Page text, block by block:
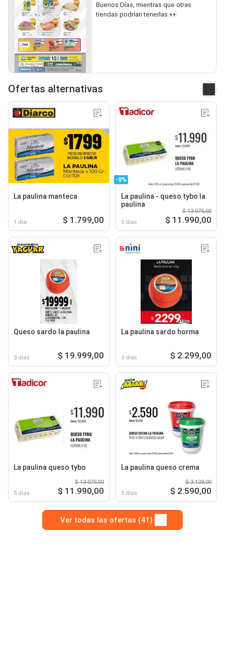
Buenos Días, mientras que otras
tiendas podrían tenerlas.👀
Ofertas alternativas
La paulina manteca
1 día $ 1.799,00
-8%
La paulina - queso tybo la
paulina
5 días
$ 13.075,00
$ 11.990,00
Queso sardo la paulina
3 días $ 19.999,00
La paulina sardo horma
3 días $ 2.299,00
La paulina queso tybo
5 días
$ 13.075,00
$ 11.990,00
La paulina queso crema
5 días
$ 3.129,00
$ 2.590,00
Ver todas las ofertas (41)